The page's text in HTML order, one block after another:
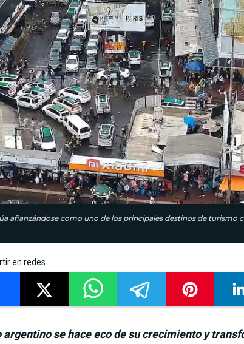
afianzándose como uno de los principales destinos de turismo
en redes
argentino se hace eco de su crecimiento y